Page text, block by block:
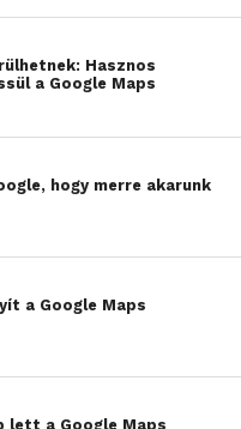
Hasznos
a Google Maps
hogy merre akarunk
a Google Maps
lett a Google Maps